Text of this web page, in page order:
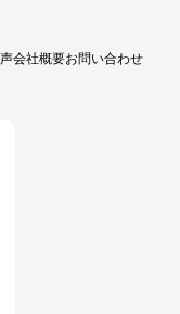
会社概要お問い合わせ